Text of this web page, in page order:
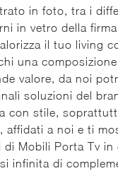
in foto, tra i
in vetro della
il tuo living
una
valore, da noi
soluzioni del
con stile,
affidati a noi e ti
di Mobili Porta Tv in
infinita di